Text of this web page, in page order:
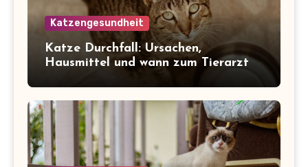
Katzengesundheit
Katze Durchfall: Ursachen,
Hausmittel und wann zum Tierarzt